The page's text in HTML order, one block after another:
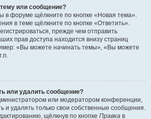
или сообщение?
в форуме щёлкните по кнопке «Новая тема».
в теме щёлкните по кнопке «Ответить».
прежде чем отправить
прав доступа находится внизу страниц
«Вы можете начинать темы», «Вы можете
или удалить сообщение?
или модератором конференции,
и удалять только свои собственные сообщения.
щёлкнув по кнопке Правка в